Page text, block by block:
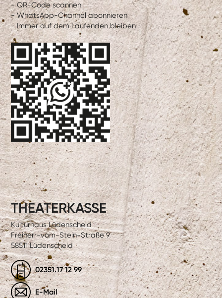
- QR-Code scannen
- WhatsApp-Channel abonnieren
- Immer auf dem Laufenden bleiben
THEATERKASSE
Kulturhaus Lüdenscheid
Freiherr-vom-Stein-Straße 9
58511 Lüdenscheid
02351.17 12 99
E-Mail